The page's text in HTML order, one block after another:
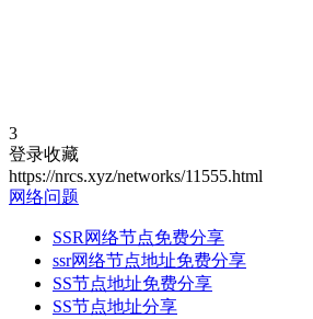
3
登录收藏
https://nrcs.xyz/networks/11555.html
网络问题
SSR网络节点免费分享
ssr网络节点地址免费分享
SS节点地址免费分享
SS节点地址分享